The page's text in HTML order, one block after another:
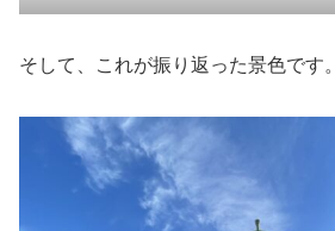
そして、これが振り返った景色です。